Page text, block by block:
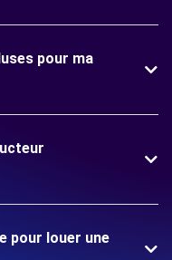
pour ma
pour louer une